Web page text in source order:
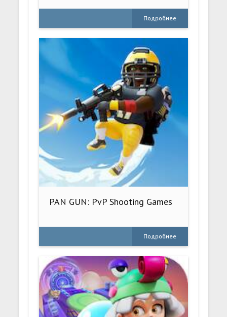
Подробнее
PAN GUN: PvP Shooting Games
Подробнее